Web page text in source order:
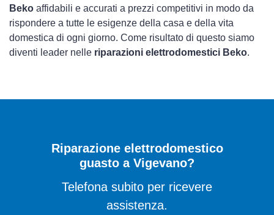
Beko affidabili e accurati a prezzi competitivi in modo da
rispondere a tutte le esigenze della casa e della vita
domestica di ogni giorno. Come risultato di questo siamo
diventi leader nelle riparazioni elettrodomestici Beko.
Riparazione elettrodomestico
guasto a Vigevano?
Telefona subito per ricevere
assistenza.